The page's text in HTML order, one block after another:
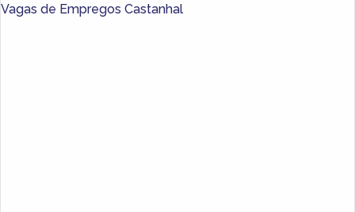
Vagas de Empregos Castanhal